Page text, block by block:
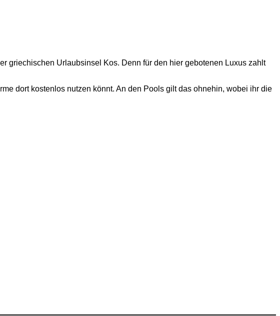
griechischen Urlaubsinsel Kos. Denn für den hier gebotenen Luxus zahlt
dort kostenlos nutzen könnt. An den Pools gilt das ohnehin, wobei ihr die